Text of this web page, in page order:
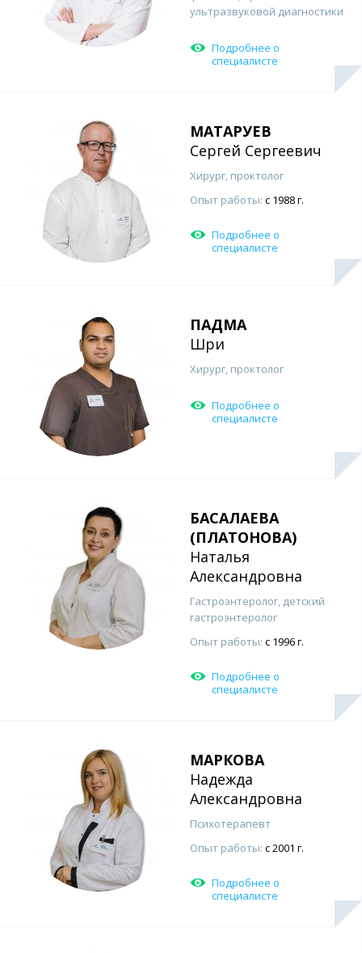
ультразвуковой диагностики
Подробнее о
специалисте
МАТАРУЕВ
Сергей Сергеевич
Хирург, проктолог
Опыт работы: с 1988 г.
Подробнее о
специалисте
ПАДМА
Шри
Хирург, проктолог
Подробнее о
специалисте
БАСАЛАЕВА
(ПЛАТОНОВА)
Наталья
Александровна
Гастроэнтеролог, детский
гастроэнтеролог
Опыт работы: с 1996 г.
Подробнее о
специалисте
МАРКОВА
Надежда
Александровна
Психотерапевт
Опыт работы: с 2001 г.
Подробнее о
специалисте